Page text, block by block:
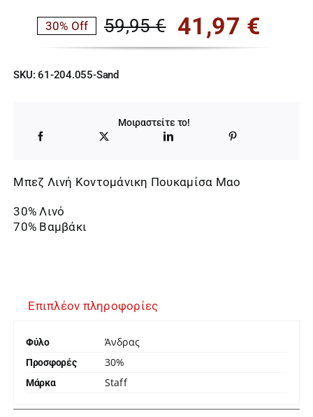
59,95€
Original
price
59,95 €.
41,97 €
Η
τρέχουσα
είναι:
41,97 €.
30% Off
SKU:61-204.055-Sand
Μοιραστείτε το!
Μπεζ Λινή Κοντομάνικη Πουκαμίσα Mαο
30% Λινό
70% Βαμβάκι
Επιπλέον πληροφορίες
Φύλο Άνδρας
Προσφορές 30%
Μάρκα Staff